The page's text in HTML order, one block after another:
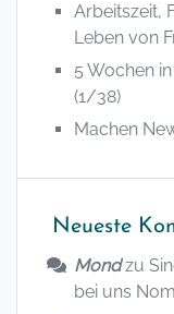
Arbeitszeit,
Leben von
5 Wochen
(1/38)
Machen
Neueste
Mondzu
bei uns